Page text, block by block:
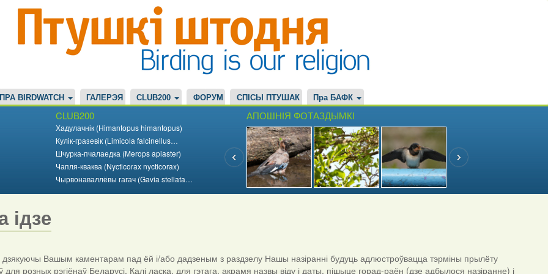
ПРА BIRDWATCH ГАЛЕРЭЯ CLUB200 ФОРУМ СПІСЫ ПТУШАК Пра БАФК
CLUB200
Хадулачнік (Himantopus himantopus)
Кулік-гразевік (Limicola falcinellus…
Шчурка-пчалаедка (Merops apiaster)
Чапля-кваква (Nycticorax nycticorax)
Чырвонаваллёвы гагач (Gavia stellata…
АПОШНІЯ ФОТАЗДЫМКІ
ідзе
Вашым каментарам пад ёй і/або дадзеным з раздзелу Нашы назіранні будуць адлюстроўвацца тэрміны прылёту
для розных рэгіёнаў Беларусі. Калі ласка, для гэтага, акрамя назвы віду і даты, пішыце горад-раён (дзе адбылося назіранне) і